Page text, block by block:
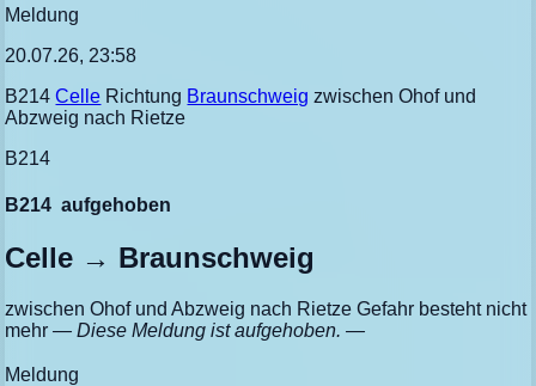
Meldung
20.07.26, 23:58
B214Celle Richtung Braunschweig zwischen Ohof und
Abzweig nach Rietze
B214
B214 aufgehoben
Celle → Braunschweig
zwischen Ohof und Abzweig nach Rietze Gefahr besteht nicht
mehr— Diese Meldung ist aufgehoben. —
Meldung